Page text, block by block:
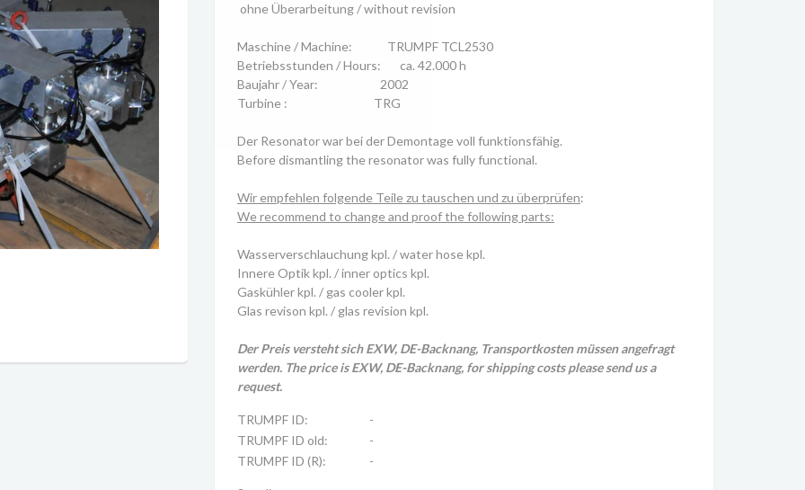
ohne Überarbeitung / without revision
Maschine / Machine: TRUMPF TCL2530
Betriebsstunden / Hours: ca. 42.000 h
Baujahr / Year: 2002
Turbine : TRG
Der Resonator war bei der Demontage voll funktionsfähig.
Before dismantling the resonator was fully functional.
Wir empfehlen folgende Teile zu tauschen und zu überprüfen:
We recommend to change and proof the following parts:
Wasserverschlauchung kpl. / water hose kpl.
Innere Optik kpl. / inner optics kpl.
Gaskühler kpl. / gas cooler kpl.
Glas revison kpl. / glas revision kpl.
Der Preis versteht sich EXW, DE-Backnang, Transportkosten müssen angefragt
werden. The price is EXW, DE-Backnang, for shipping costs please send us a
request.
TRUMPF ID:
-
TRUMPF ID old:
-
TRUMPF ID (R):
-